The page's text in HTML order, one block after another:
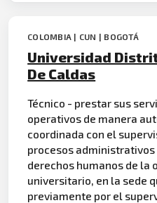
COLOMBIA | CUN | BOGOTÁ
Universidad
De Caldas
Técnico - prestar sus
operativos de manera
coordinada con el
procesos
derechos humanos de la
universitario, en la sede
previamente por el